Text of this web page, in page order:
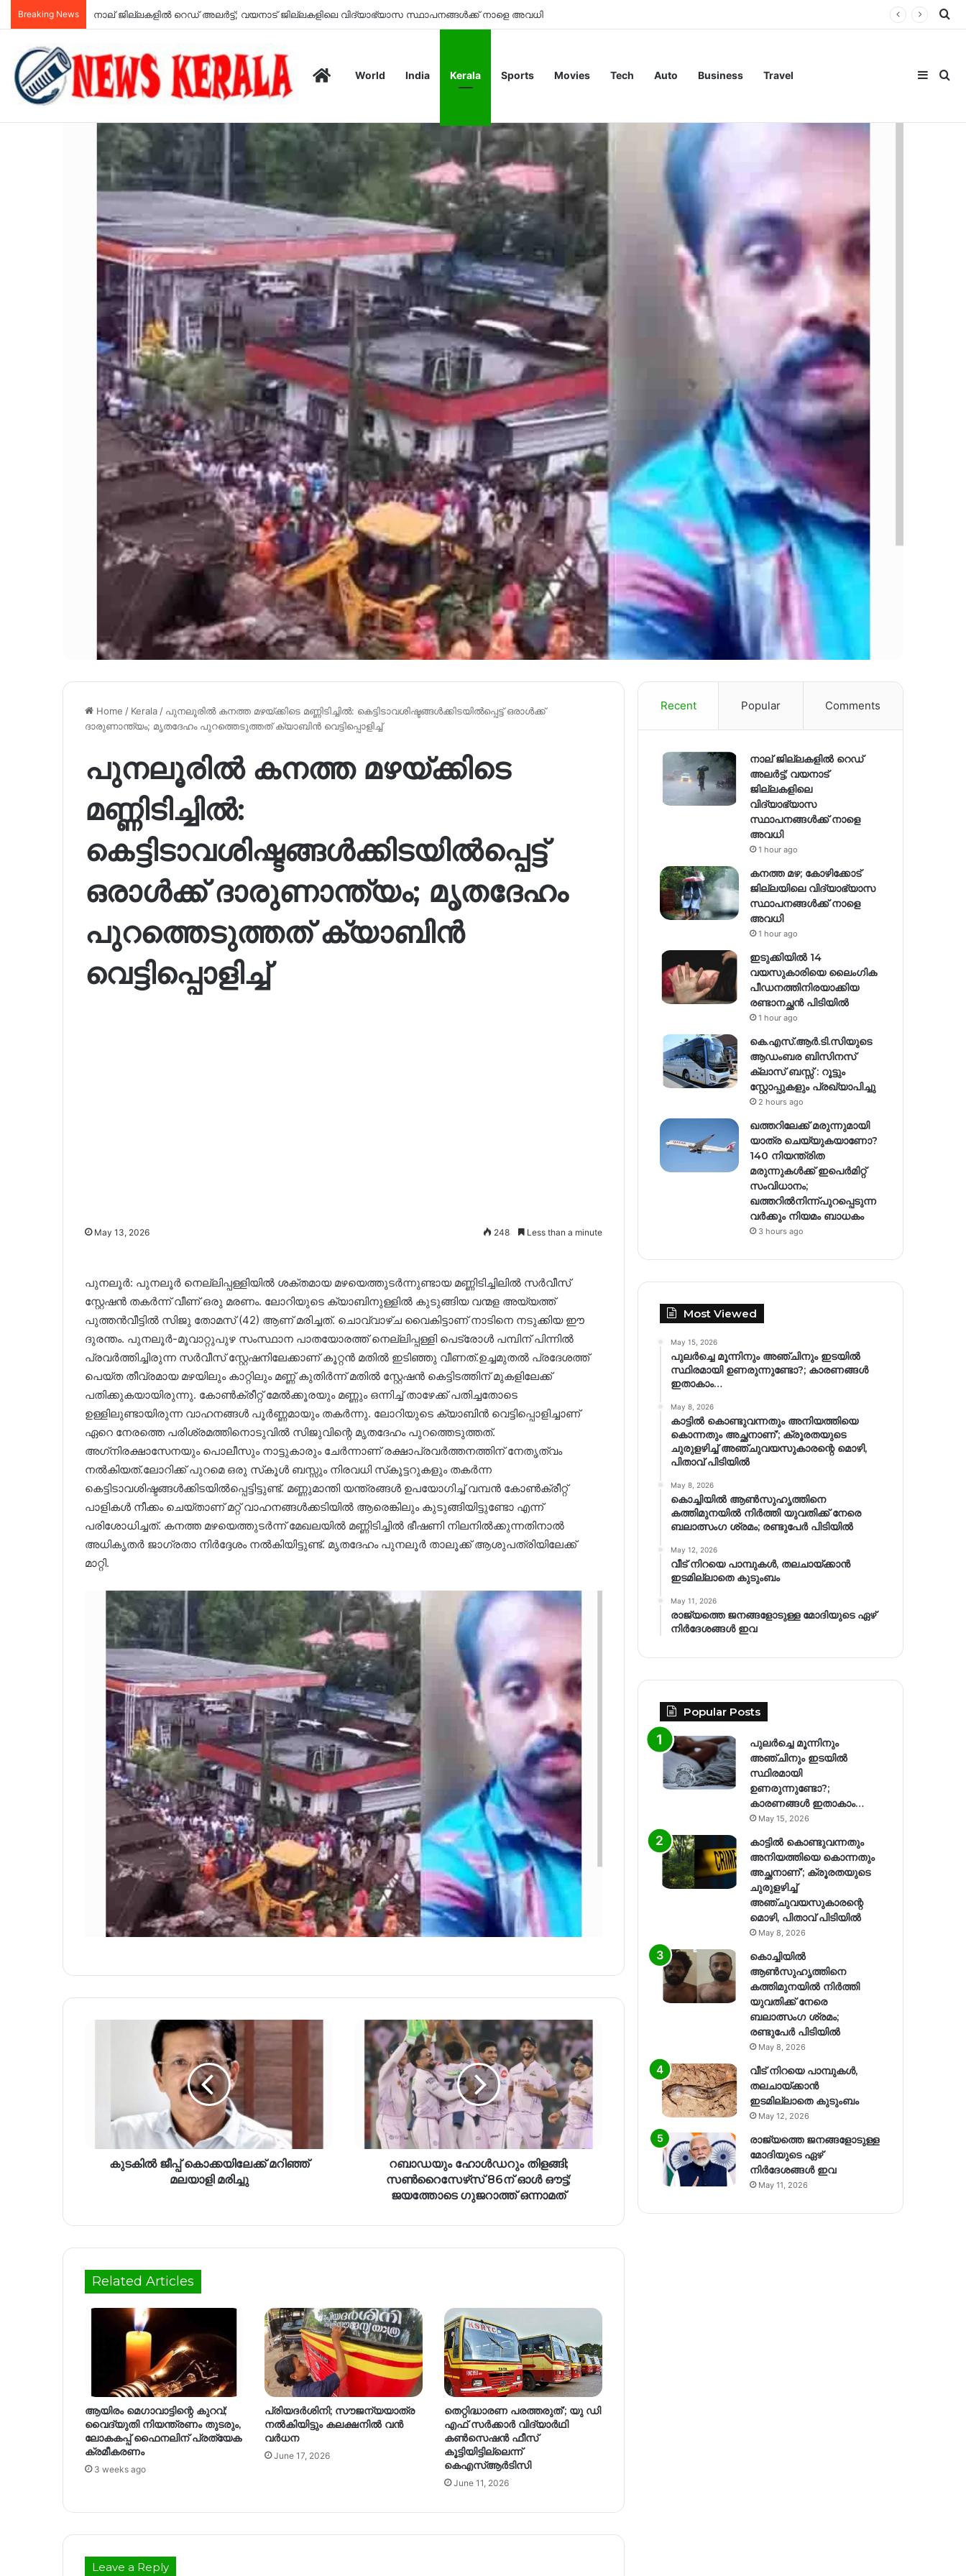
Breaking News കനത്ത മഴ; കോഴിക്കോട് ജില്ലയിലെ വിദ്യാഭ്യാസ സ്ഥാപനങ്ങൾക്ക് നാളെ അവധി
HomeWorld India Kerala Sports Movies Tech Auto Business Travel
Home / Kerala / പുനലൂരില്‍ കനത്ത മഴയ്‌ക്കിടെ മണ്ണിടിച്ചില്‍: കെട്ടിടാവശിഷ്ടങ്ങള്‍ക്കിടയില്‍പ്പെട്ട് ഒരാള്‍ക്ക്
ദാരുണാന്ത്യം; മൃതദേഹം പുറത്തെടുത്തത് ക്യാബിന്‍ വെട്ടിപ്പൊളിച്ച്
പുനലൂരില്‍ കനത്ത മഴയ്‌ക്കിടെ
മണ്ണിടിച്ചില്‍:
കെട്ടിടാവശിഷ്ടങ്ങള്‍ക്കിടയില്‍പ്പെട്ട്
ഒരാള്‍ക്ക് ദാരുണാന്ത്യം; മൃതദേഹം
പുറത്തെടുത്തത് ക്യാബിന്‍
വെട്ടിപ്പൊളിച്ച്
May 13, 2026 248 Less than a minute
പുനലൂര്‍: പുനലൂര്‍ നെല്ലിപ്പള്ളിയില്‍ ശക്തമായ മഴയെത്തുടര്‍ന്നുണ്ടായ മണ്ണിടിച്ചിലില്‍ സര്‍വീസ്
സ്റ്റേഷന്‍ തകര്‍ന്ന് വീണ് ഒരു മരണം. ലോറിയുടെ ക്യാബിനുള്ളില്‍ കുടുങ്ങിയ വന്മള അയ്യത്ത്
പുത്തന്‍വീട്ടില്‍ സിജു തോമസ് (42) ആണ് മരിച്ചത്. ചൊവ്വാഴ്ച വൈകിട്ടാണ് നാടിനെ നടുക്കിയ ഈ
ദുരന്തം. പുനലൂര്‍-മൂവാറ്റുപുഴ സംസ്ഥാന പാതയോരത്ത് നെല്ലിപ്പള്ളി പെട്രോള്‍ പമ്പിന് പിന്നില്‍
പ്രവര്‍ത്തിച്ചിരുന്ന സര്‍വീസ് സ്റ്റേഷനിലേക്കാണ് കൂറ്റന്‍ മതില്‍ ഇടിഞ്ഞു വീണത്.ഉച്ചമുതല്‍ പ്രദേശത്ത്
പെയ്ത തീവ്രമായ മഴയിലും കാറ്റിലും മണ്ണ് കുതിര്‍ന്ന് മതില്‍ സ്റ്റേഷന്‍ കെട്ടിടത്തിന് മുകളിലേക്ക്
പതിക്കുകയായിരുന്നു. കോണ്‍ക്രീറ്റ് മേല്‍ക്കൂരയും മണ്ണും ഒന്നിച്ച് താഴേക്ക് പതിച്ചതോടെ
ഉള്ളിലുണ്ടായിരുന്ന വാഹനങ്ങള്‍ പൂര്‍ണ്ണമായും തകര്‍ന്നു. ലോറിയുടെ ക്യാബിന്‍ വെട്ടിപ്പൊളിച്ചാണ്
ഏറെ നേരത്തെ പരിശ്രമത്തിനൊടുവില്‍ സിജുവിന്റെ മൃതദേഹം പുറത്തെടുത്തത്.
അഗ്‌നിരക്ഷാസേനയും പൊലീസും നാട്ടുകാരും ചേര്‍ന്നാണ് രക്ഷാപ്രവര്‍ത്തനത്തിന് നേതൃത്വം
നല്‍കിയത്.ലോറിക്ക് പുറമെ ഒരു സ്‌കൂള്‍ ബസ്സും നിരവധി സ്‌കൂട്ടറുകളും തകര്‍ന്ന
കെട്ടിടാവശിഷ്ടങ്ങള്‍ക്കിടയില്‍പ്പെട്ടിട്ടുണ്ട്. മണ്ണുമാന്തി യന്ത്രങ്ങള്‍ ഉപയോഗിച്ച് വമ്പന്‍ കോണ്‍ക്രീറ്റ്
പാളികള്‍ നീക്കം ചെയ്താണ് മറ്റ് വാഹനങ്ങള്‍ക്കടിയില്‍ ആരെങ്കിലും കുടുങ്ങിയിട്ടുണ്ടോ എന്ന്
പരിശോധിച്ചത്. കനത്ത മഴയെത്തുടര്‍ന്ന് മേഖലയില്‍ മണ്ണിടിച്ചില്‍ ഭീഷണി നിലനില്‍ക്കുന്നതിനാല്‍
അധികൃതര്‍ ജാഗ്രതാ നിര്‍ദ്ദേശം നല്‍കിയിട്ടുണ്ട്. മൃതദേഹം പുനലൂര്‍ താലൂക്ക് ആശുപത്രിയിലേക്ക്
മാറ്റി.
കുടകിൽ ജീപ്പ് കൊക്കയിലേക്ക് മറിഞ്ഞ്
മലയാളി മരിച്ചു
റബാഡയും ഹോൾഡറും തിളങ്ങി;
സൺറൈസേഴ്‌സ് 86ന് ഓൾ ഔട്ട്;
ജയത്തോടെ ഗുജറാത്ത് ഒന്നാമത്
Related Articles
ആയിരം മെഗാവാട്ടിന്റെ കുറവ്;
വൈദ്യുതി നിയന്ത്രണം തുടരും,
ലോകകപ്പ് ഫൈനലിന് പ്രത്യേക
ക്രമീകരണം
3 weeks ago
പ്രിയദർശിനി; സൗജന്യയാത്ര
നൽകിയിട്ടും കലക്ഷനിൽ വൻ
വർധന
June 17, 2026
തെറ്റിദ്ധാരണ പരത്തരുത്’; യു ഡി
എഫ് സർക്കാർ വിദ്യാർഥി
കൺസെഷൻ ഫീസ്
കൂട്ടിയിട്ടില്ലെന്ന്
കെഎസ്ആർടിസി
June 11, 2026
Leave a Reply
Recent Popular Comments
നാല് ജില്ലകളിൽ റെഡ്
അലർട്ട്; വയനാട്
ജില്ലകളിലെ
വിദ്യാഭ്യാസ
സ്ഥാപനങ്ങൾക്ക് നാളെ
അവധി
1 hour ago
കനത്ത മഴ; കോഴിക്കോട്
ജില്ലയിലെ വിദ്യാഭ്യാസ
സ്ഥാപനങ്ങൾക്ക് നാളെ
അവധി
1 hour ago
ഇടുക്കിയിൽ 14
വയസുകാരിയെ ലൈംഗിക
പീഡനത്തിനിരയാക്കിയ
രണ്ടാനച്ഛൻ പിടിയിൽ
1 hour ago
കെ.എസ്.ആർ.ടി.സിയുടെ
ആഡംബര ബിസിനസ്
ക്ലാസ് ബസ്സ് : റൂട്ടും
സ്റ്റോപ്പുകളും പ്രഖ്യാപിച്ചു
2 hours ago
ഖത്തറിലേക്ക് മരുന്നുമായി
യാത്ര ചെയ്യുകയാണോ?
140 നിയന്ത്രിത
മരുന്നുകൾക്ക് ഇപെർമിറ്റ്
സംവിധാനം;
ഖത്തറിൽനിന്ന്പുറപ്പെടുന്ന
വർക്കും നിയമം ബാധകം
3 hours ago
Most Viewed
May 15, 2026
പുലർച്ചെ മൂന്നിനും അഞ്ചിനും ഇടയിൽ
സ്ഥിരമായി ഉണരുന്നുണ്ടോ?; കാരണങ്ങള്‍
ഇതാകാം…
May 8, 2026
കാട്ടിൽ കൊണ്ടുവന്നതും അനിയത്തിയെ
കൊന്നതും അച്ഛനാണ്’; ക്രൂരതയുടെ
ചുരുളഴിച്ച് അഞ്ചുവയസുകാരന്റെ മൊഴി,
പിതാവ് പിടിയിൽ
May 8, 2026
കൊച്ചിയിൽ ആൺസുഹൃത്തിനെ
കത്തിമുനയിൽ നിർത്തി യുവതിക്ക് നേരെ
ബലാത്സംഗ​ ശ്രമം; രണ്ടുപേർ പിടിയിൽ
May 12, 2026
വീട് നിറയെ പാമ്പുകൾ, തലചായ്ക്കാൻ
ഇടമില്ലാതെ കുടുംബം
May 11, 2026
രാജ്യത്തെ ജനങ്ങളോടുള്ള മോദിയുടെ ഏഴ്
നിര്‍ദേശങ്ങള്‍ ഇവ
Popular Posts
പുലർച്ചെ മൂന്നിനും
അഞ്ചിനും ഇടയിൽ
സ്ഥിരമായി
ഉണരുന്നുണ്ടോ?;
കാരണങ്ങള്‍ ഇതാകാം…
May 15, 2026
കാട്ടിൽ കൊണ്ടുവന്നതും
അനിയത്തിയെ കൊന്നതും
അച്ഛനാണ്’; ക്രൂരതയുടെ
ചുരുളഴിച്ച്
അഞ്ചുവയസുകാരന്റെ
മൊഴി, പിതാവ് പിടിയിൽ
May 8, 2026
കൊച്ചിയിൽ
ആൺസുഹൃത്തിനെ
കത്തിമുനയിൽ നിർത്തി
യുവതിക്ക് നേരെ
ബലാത്സംഗ​ ശ്രമം;
രണ്ടുപേർ പിടിയിൽ
May 8, 2026
വീട് നിറയെ പാമ്പുകൾ,
തലചായ്ക്കാൻ
ഇടമില്ലാതെ കുടുംബം
May 12, 2026
രാജ്യത്തെ ജനങ്ങളോടുള്ള
മോദിയുടെ ഏഴ്
നിര്‍ദേശങ്ങള്‍ ഇവ
May 11, 2026